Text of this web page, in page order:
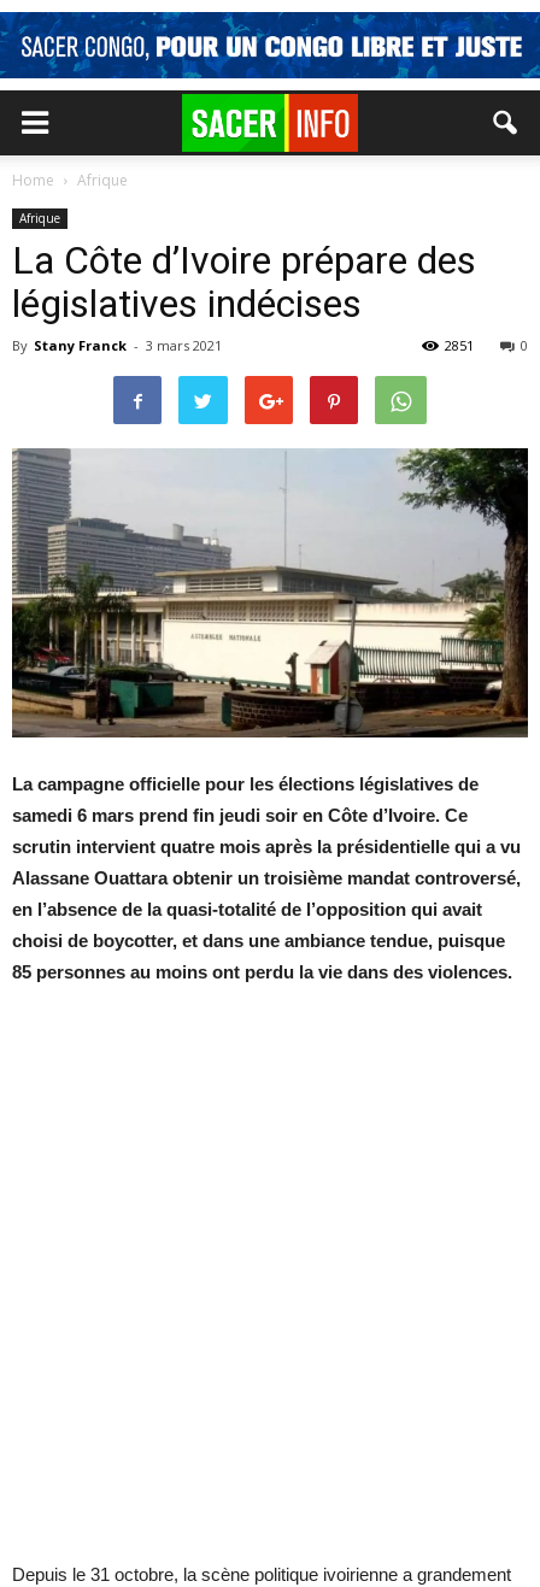
Home Afrique
Afrique
La Côte d’Ivoire prépare des
législatives indécises
By Stany Franck - 3 mars 2021 0
2851
La campagne officielle pour les élections législatives de
samedi 6 mars prend fin jeudi soir en Côte d’Ivoire. Ce
scrutin intervient quatre mois après la présidentielle qui a vu
Alassane Ouattara obtenir un troisième mandat controversé,
en l’absence de la quasi-totalité de l’opposition qui avait
choisi de boycotter, et dans une ambiance tendue, puisque
85 personnes au moins ont perdu la vie dans des violences.
Depuis le 31 octobre, la scène politique ivoirienne a grandement